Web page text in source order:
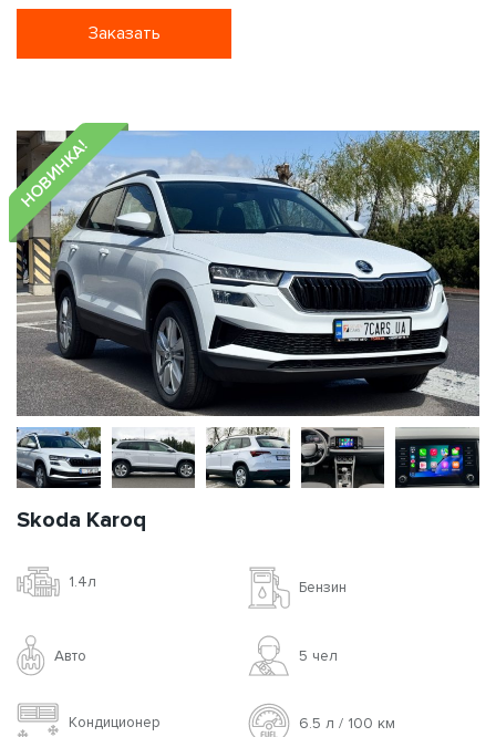
Заказать
НОВИНКА!
Skoda Karoq
1.4л Бензин
Авто 5 чел
Кондиционер 6.5 л / 100 км